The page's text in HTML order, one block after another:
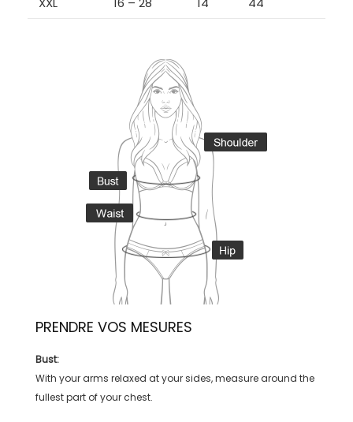
PRENDRE VOS MESURES
Bust:
With your arms relaxed at your sides, measure around the
fullest part of your chest.